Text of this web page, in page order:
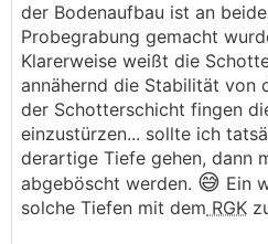
der Bodenaufbau ist an
Probegrabung gemacht
Klarerweise weißt die
annähernd die Stabilität von
der Schotterschicht fingen
einzustürzen... sollte ich
derartige Tiefe gehen, dann
abgeböscht werden. 😅 Ein
solche Tiefen mit dem RGK